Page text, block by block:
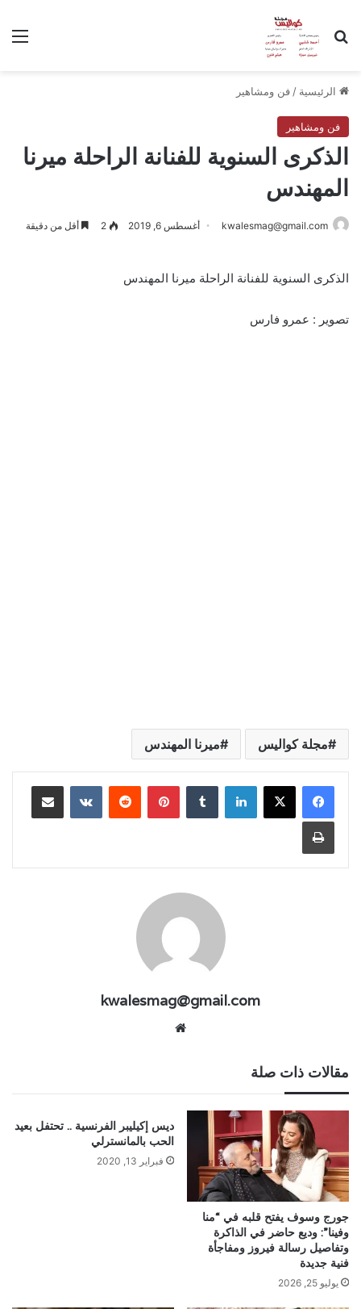
بحث عن
الرئيسية / فن ومشاهير
فن ومشاهير
الذكرى السنوية للفنانة الراحلة ميرنا
المهندس
kwalesmag@gmail.com أغسطس 6, 2019 2 أقل من دقيقة
الذكرى السنوية للفنانة الراحلة ميرنا المهندس
تصوير : عمرو فارس
مجلة كواليس ميرنا المهندس
لينكدإن بينتيريست مشاركة عبر البريد
طباعة
kwalesmag@gmail.com
مقالات ذات صلة
جورج وسوف يفتح قلبه في “منا
وفينا”: وديع حاضر في الذاكرة
وتفاصيل رسالة فيروز ومفاجأة
فنية جديدة
يوليو 25, 2026
ديس إكيليبر الفرنسية .. تحتفل بعيد
الحب بالمانسترلي
فبراير 13, 2020